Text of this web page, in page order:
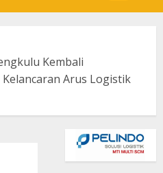
Kembali
Arus Logistik